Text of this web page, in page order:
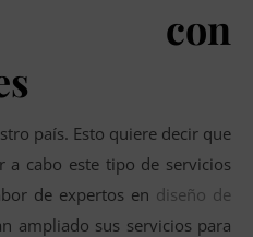
con
país. Esto quiere decir que
a cabo este tipo de servicios
de expertos en diseño de
ampliado sus servicios para